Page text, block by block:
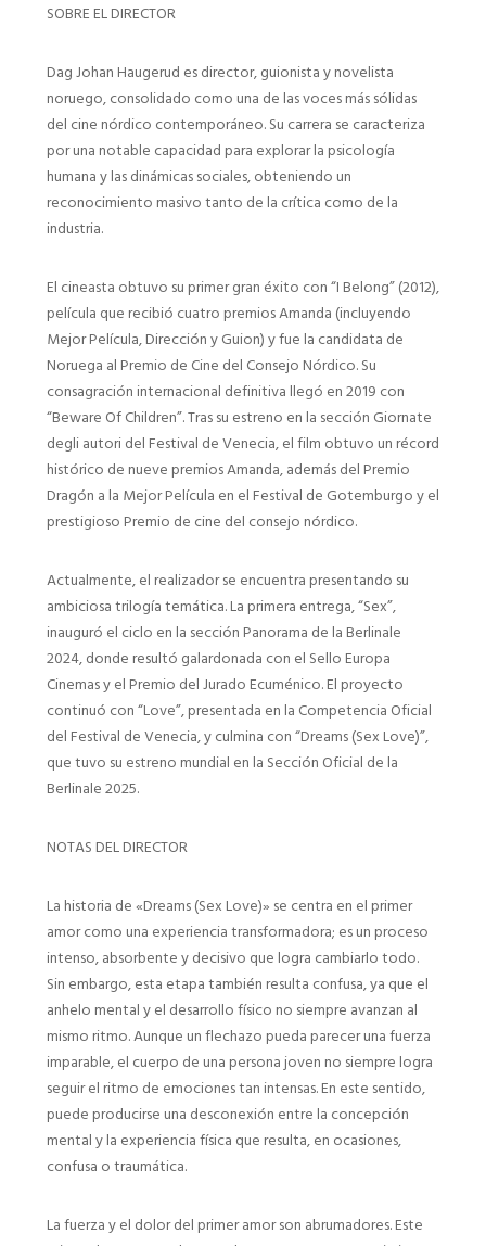
SOBRE EL DIRECTOR
Dag Johan Haugerud es director, guionista y novelista
noruego, consolidado como una de las voces más sólidas
del cine nórdico contemporáneo. Su carrera se caracteriza
por una notable capacidad para explorar la psicología
humana y las dinámicas sociales, obteniendo un
reconocimiento masivo tanto de la crítica como de la
industria.
El cineasta obtuvo su primer gran éxito con “I Belong” (2012),
película que recibió cuatro premios Amanda (incluyendo
Mejor Película, Dirección y Guion) y fue la candidata de
Noruega al Premio de Cine del Consejo Nórdico. Su
consagración internacional definitiva llegó en 2019 con
“Beware Of Children”. Tras su estreno en la sección Giornate
degli autori del Festival de Venecia, el film obtuvo un récord
histórico de nueve premios Amanda, además del Premio
Dragón a la Mejor Película en el Festival de Gotemburgo y el
prestigioso Premio de cine del consejo nórdico.
Actualmente, el realizador se encuentra presentando su
ambiciosa trilogía temática. La primera entrega, “Sex”,
inauguró el ciclo en la sección Panorama de la Berlinale
2024, donde resultó galardonada con el Sello Europa
Cinemas y el Premio del Jurado Ecuménico. El proyecto
continuó con “Love”, presentada en la Competencia Oficial
del Festival de Venecia, y culmina con “Dreams (Sex Love)”,
que tuvo su estreno mundial en la Sección Oficial de la
Berlinale 2025.
NOTAS DEL DIRECTOR
La historia de «Dreams (Sex Love)» se centra en el primer
amor como una experiencia transformadora; es un proceso
intenso, absorbente y decisivo que logra cambiarlo todo.
Sin embargo, esta etapa también resulta confusa, ya que el
anhelo mental y el desarrollo físico no siempre avanzan al
mismo ritmo. Aunque un flechazo pueda parecer una fuerza
imparable, el cuerpo de una persona joven no siempre logra
seguir el ritmo de emociones tan intensas. En este sentido,
puede producirse una desconexión entre la concepción
mental y la experiencia física que resulta, en ocasiones,
confusa o traumática.
La fuerza y el dolor del primer amor son abrumadores. Este